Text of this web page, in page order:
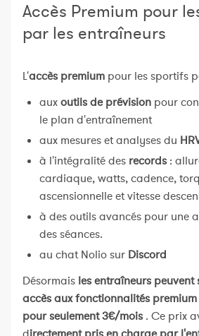
Accès Premium pour
par les entraîneurs
L'accès premium pour les sportifs
auxoutils de prévision pour
le plan d'entraînement
aux mesures et analyses du
à l'intégralité des records :
cardiaque, watts, cadence,
ascensionnelle et vitesse
à des outils avancés pour une
des séances.
au chat Nolio sur Discord
Désormais les entraîneurs
accès aux fonctionnalités premium
pour seulement 3€/mois . Ce prix